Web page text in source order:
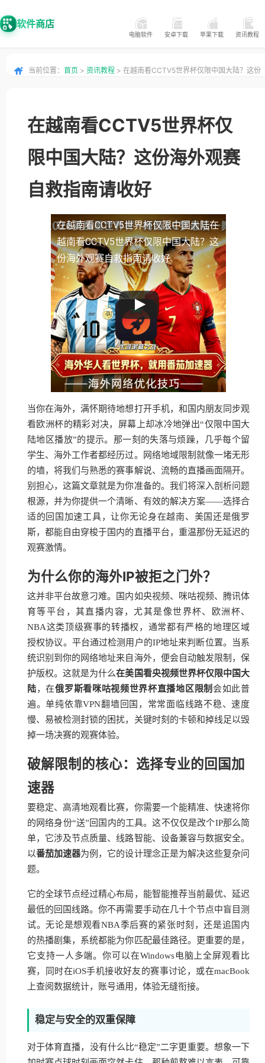
软件商店
电脑软件 安卓下载 苹果下载 资讯教程
当前位置： 首页 > 资讯教程 > 在越南看CCTV5世界杯仅限中国大陆？这份
在越南看CCTV5世界杯仅
限中国大陆？这份海外观赛
自救指南请收好
在越南看CCTV5世界杯仅限中国大陆在
越南看CCTV5世界杯仅限中国大陆？这
份海外观赛自救指南请收好
当你在海外，满怀期待地想打开手机，和国内朋友同步观
看欧洲杯的精彩对决，屏幕上却冰冷地弹出“仅限中国大
陆地区播放”的提示。那一刻的失落与烦躁，几乎每个留
学生、海外工作者都经历过。网络地域限制就像一堵无形
的墙，将我们与熟悉的赛事解说、流畅的直播画面隔开。
别担心，这篇文章就是为你准备的。我们将深入剖析问题
根源，并为你提供一个清晰、有效的解决方案——选择合
适的回国加速工具，让你无论身在越南、美国还是俄罗
斯，都能自由穿梭于国内的直播平台，重温那份无延迟的
观赛激情。
为什么你的海外IP被拒之门外？
这并非平台故意刁难。国内如央视频、咪咕视频、腾讯体
育等平台，其直播内容，尤其是像世界杯、欧洲杯、
NBA这类顶级赛事的转播权，通常都有严格的地理区域
授权协议。平台通过检测用户的IP地址来判断位置。当系
统识别到你的网络地址来自海外，便会自动触发限制，保
护版权。这就是为什么在美国看央视频世界杯仅限中国大
陆，在俄罗斯看咪咕视频世界杯直播地区限制 会如此普
遍。单纯依靠VPN翻墙回国，常常面临线路不稳、速度
慢、易被检测封锁的困扰，关键时刻的卡顿和掉线足以毁
掉一场决赛的观赛体验。
破解限制的核心：选择专业的回国加
速器
要稳定、高清地观看比赛，你需要一个能精准、快速将你
的网络身份“送”回国内的工具。这不仅仅是改个IP那么简
单，它涉及节点质量、线路智能、设备兼容与数据安全。
以番茄加速器为例，它的设计理念正是为解决这些复杂问
题。
它的全球节点经过精心布局，能智能推荐当前最优、延迟
最低的回国线路。你不再需要手动在几十个节点中盲目测
试。无论是想观看NBA季后赛的紧张时刻，还是追国内
的热播剧集，系统都能为你匹配最佳路径。更重要的是，
它支持一人多端。你可以在Windows电脑上全屏观看比
赛，同时在iOS手机接收好友的赛事讨论，或在macBook
上查阅数据统计，账号通用，体验无缝衔接。
稳定与安全的双重保障
对于体育直播，没有什么比“稳定”二字更重要。想象一下